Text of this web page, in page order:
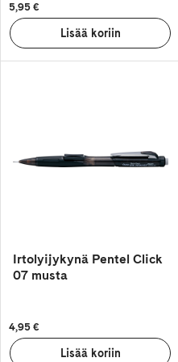
5,95 €
Irtolyijykynä Pentel Click
07 musta
4,95 €